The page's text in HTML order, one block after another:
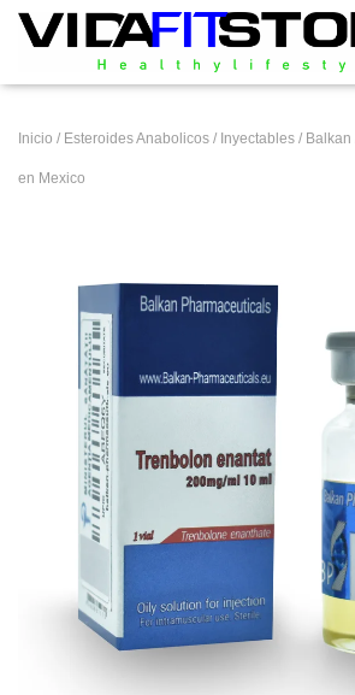
Inicio / Esteroides Anabolicos / Inyectables / Balkan
en Mexico